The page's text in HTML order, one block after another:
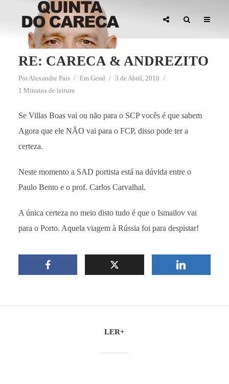
RE: CARECA & ANDREZITO
PorAlexandre Pais Em Geral
3 de Abril, 2010
1 Minutos de leitura
Se Villas Boas vai ou não para o SCP vocês é que sabem
Agora que ele NÃO vai para o FCP, disso pode ter a
certeza.
Neste momento a SAD portista está na dúvida entre o
Paulo Bento e o prof. Carlos Carvalhal.
A única certeza no meio disto tudo é que o Ismailov vai
para o Porto. Aquela viagem à Rússia foi para despistar!
LER+